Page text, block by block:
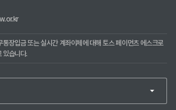
장입금 또는 실시간 계좌이체에 대해 토스 페이먼츠 에스크로
있습니다.